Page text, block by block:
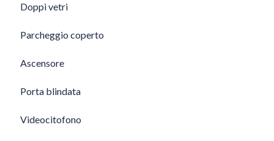
Doppi vetri
Parcheggio coperto
Ascensore
Porta blindata
Videocitofono